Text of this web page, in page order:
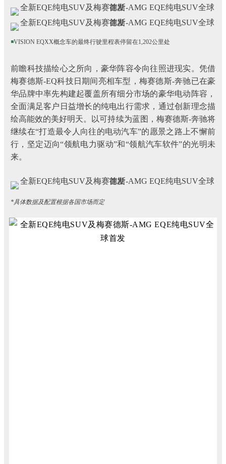
◾VISION EQXX概念车的最终行驶里程表停留在1,202公里处
前瞻科技描绘心之所向，豪华阵容令向往照进现实。凭借
梅赛德斯-EQ科技日期间亮相车型，梅赛德斯-奔驰已在豪
华品牌中率先构建起覆盖所有细分市场的豪华电动阵容，
全面满足客户日益增长的纯电出行需求，通过创新理念描
绘高能效的美好明天。以可持续为蓝图，梅赛德斯-奔驰将
继续在“打造最令人向往的电动汽车”的愿景之路上不懈前
行，坚定迈向“领航电力驱动”和“领航汽车软件”的光明未
来。
*具体数据及配置根据各国市场而定